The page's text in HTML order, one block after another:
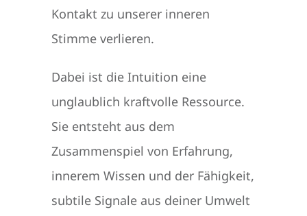
Kontakt zu unserer inneren
Stimme verlieren.
Dabei ist die Intuition eine
unglaublich kraftvolle Ressource.
Sie entsteht aus dem
Zusammenspiel von Erfahrung,
innerem Wissen und der Fähigkeit,
subtile Signale aus deiner Umwelt